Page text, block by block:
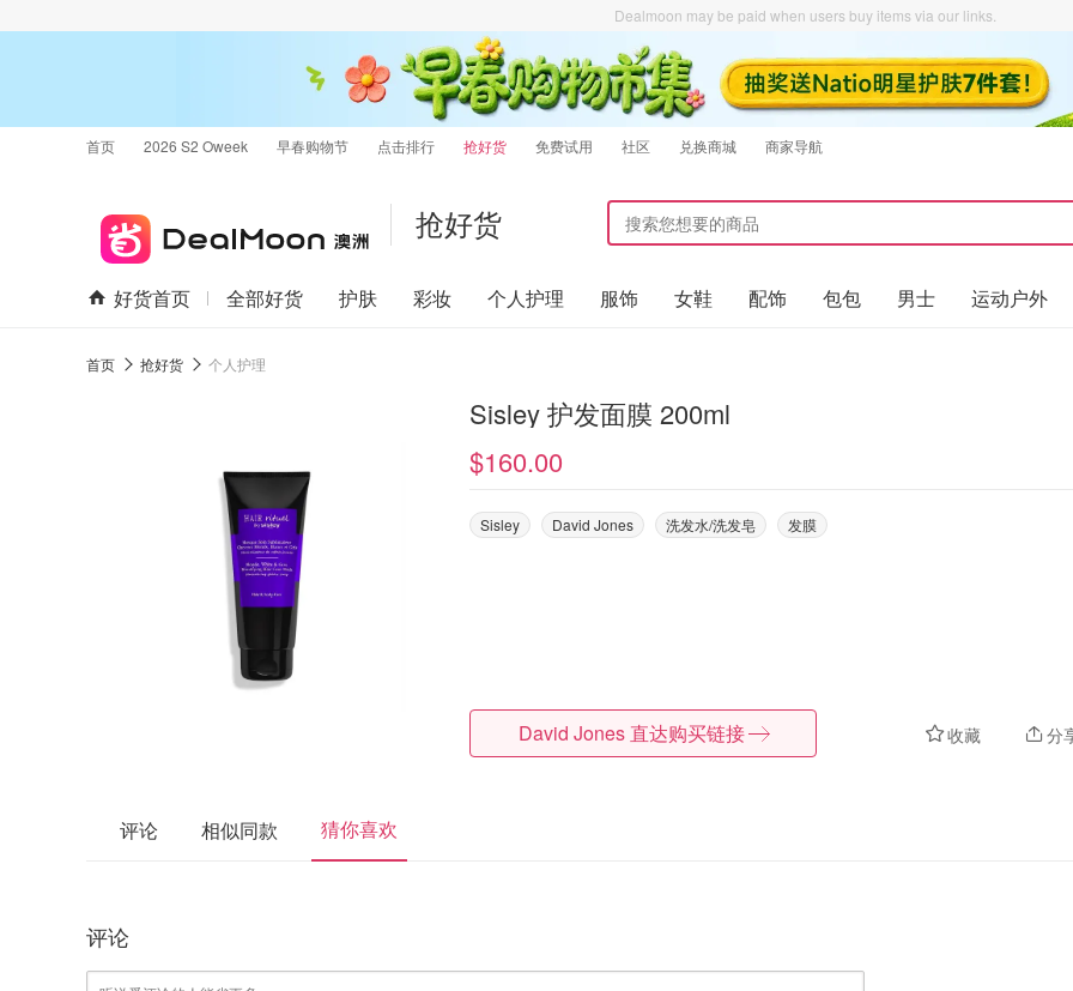
Dealmoon may be paid when users buy items via our links.
首页 2026 S2 Oweek 早春购物节 点击排行 抢好货 免费试用 社区 兑换商城 商家导航
抢好货
好货首页 全部好货 护肤 彩妆 个人护理 服饰 女鞋 配饰 包包 男士 运动户外
首页 抢好货 个人护理
Sisley 护发面膜 200ml
$160.00
Sisley David Jones 洗发水/洗发皂 发膜
收藏 分
David Jones 直达购买链接
评论 相似同款 猜你喜欢
评论